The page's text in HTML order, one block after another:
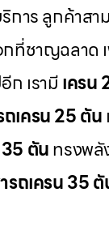
การ ลูกค้าส
กที่ชาญฉลาด
ก เรามีเครน
ถเครน 25 ตัน
35 ตันทรงพลั
รถเครน 35